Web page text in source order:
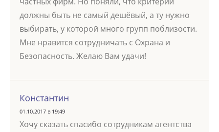
должны быть не самый дешёвый, а ту нужно
выбирать, у которой много групп поблизости.
Мне нравится сотрудничать с Охрана и
Безопасность. Желаю Вам удачи!
Константин
01.10.2017 в 19:49
Хочу сказать спасибо сотрудникам агентства